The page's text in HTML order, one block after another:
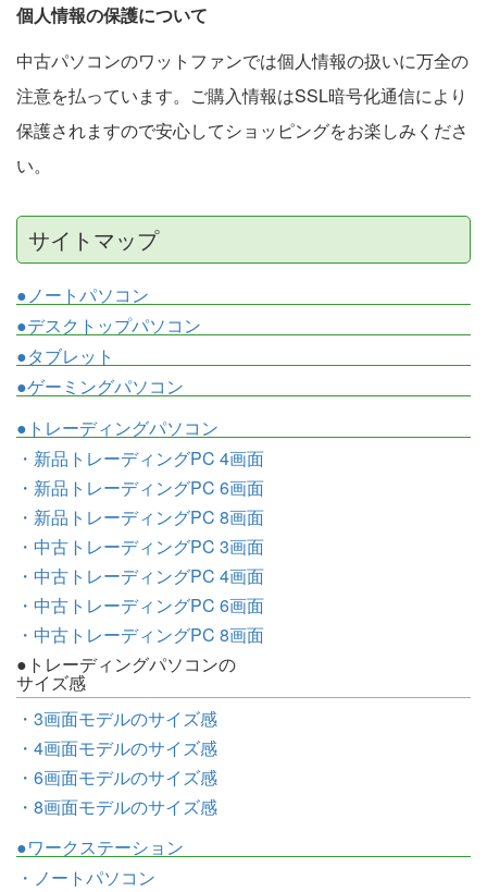
個人情報の保護について
中古パソコンのワットファンでは個人情報の扱いに万全の
注意を払っています。ご購入情報はSSL暗号化通信により
保護されますので安心してショッピングをお楽しみくださ
い。
サイトマップ
●ノートパソコン
●デスクトップパソコン
●タブレット
●ゲーミングパソコン
●トレーディングパソコン
・新品トレーディングPC 4画面
・新品トレーディングPC 6画面
・新品トレーディングPC 8画面
・中古トレーディングPC 3画面
・中古トレーディングPC 4画面
・中古トレーディングPC 6画面
・中古トレーディングPC 8画面
●トレーディングパソコンの
サイズ感
・3画面モデルのサイズ感
・4画面モデルのサイズ感
・6画面モデルのサイズ感
・8画面モデルのサイズ感
●ワークステーション
・ノートパソコン